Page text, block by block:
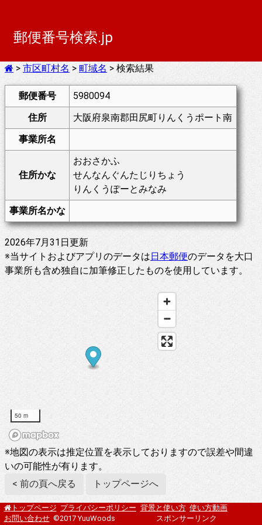
郵便番号検索.jp
> 市区町村名 > 町域名 > 検索結果
郵便番号
5980094
住所
大阪府泉南郡田尻町りんくうポート南
事業所名
住所かな
おおさかふ
せんなんぐんたじりちょう
りんくうぽーとみなみ
事業所名かな
2026年7月31日更新
※当サイトおよびアプリのデータは日本郵便のデータを大口
事業所も含め独自に加筆修正したものを使用しています。
50 m
※地図の表示は推定位置を表示しておりますので誤差や間違
いの可能性が有ります。
< 前の頁へ戻る
トップページへ
トップページ プライバシーポリシー 背景と使い方 使い方動画
お問い合わせ ©2017 YuuWoods スポンサーリンク